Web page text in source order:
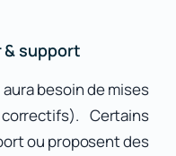
& support
besoin de mises
Certains
ou proposent des